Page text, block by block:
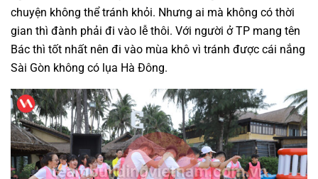
chuyện không thể tránh khỏi. Nhưng ai mà không có thời
gian thì đành phải đi vào lễ thôi. Với người ở TP mang tên
Bác thì tốt nhất nên đi vào mùa khô vì tránh được cái nắng
Sài Gòn không có lụa Hà Đông.